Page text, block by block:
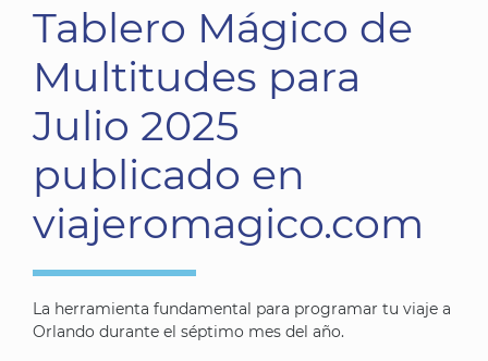
Tablero Mágico de
Multitudes para
Julio 2025
publicado en
viajeromagico.com
La herramienta fundamental para programar tu viaje a
Orlando durante el séptimo mes del año.